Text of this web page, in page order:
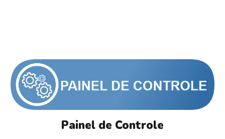
Painel de Controle